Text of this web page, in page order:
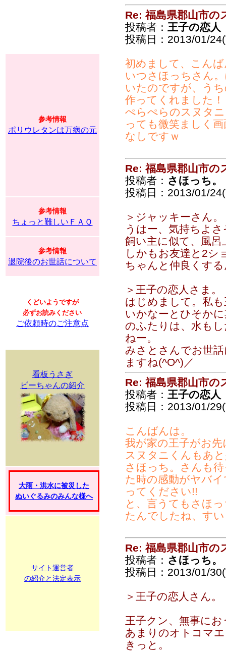
参考情報
ポリウレタンは万病の元
参考情報
ちょっと難しいＦＡＱ
参考情報
退院後のお世話について
くどいようですが
必ずお読みください
ご依頼時のご注意点
看板うさぎ
ビーちゃんの紹介
大雨・洪水に被災した
ぬいぐるみのみんな様へ
サイト運営者
の紹介と法定表示
Re: 福島県郡山市の
投稿者： 王子の恋人
投稿日：2013/01/
初めまして、こん
いつさほっちさん
いたのですが、う
作ってくれました！
ぺらぺらのスヌタ
っても微笑ましく
なしですｗ
Re: 福島県郡山市の
投稿者： さほっち。
投稿日：2013/01/
＞ジャッキーさん。
うはー、気持ちよ
飼い主に似て、風呂
しかもお友達と2シ
ちゃんと仲良くす
＞王子の恋人さま。
はじめまして。私
いかなーとひそか
のふたりは、水も
ねー。
みさとさんでお世
ますね(^O^)／
Re: 福島県郡山市の
投稿者： 王子の恋人
投稿日：2013/01/
こんばんは。
我が家の王子がお
スヌタニくんもあ
さほっち。さんも
た時の感動がヤバ
ってください!!
と、言うてもさほ
たんでしたね、す
Re: 福島県郡山市の
投稿者： さほっち。
投稿日：2013/01/
＞王子の恋人さん。
王子クン、無事に
あまりのオトコマ
きっと。